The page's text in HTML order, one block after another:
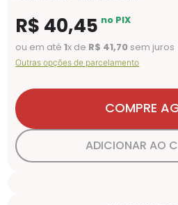
R$ 40,45 no PIX
ou em até1x de R$ 41,70 sem juros
Outras opções de parcelamento
COMPRE
ADICIONAR AO